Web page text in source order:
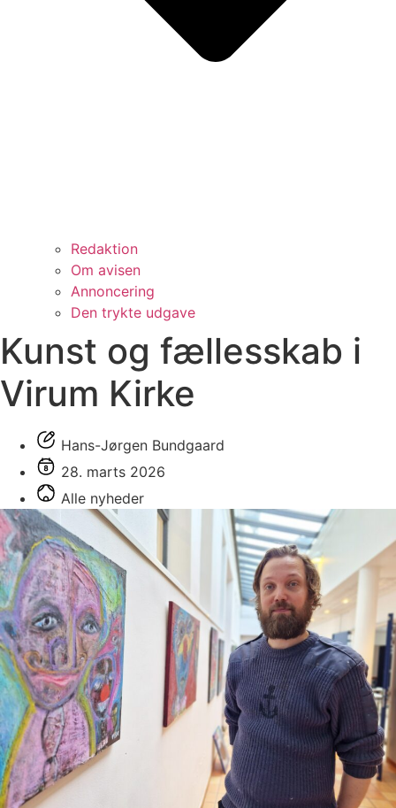
Redaktion
Om avisen
Annoncering
Den trykte udgave
Kunst og fællesskab i
Virum Kirke
Hans-Jørgen Bundgaard
28. marts 2026
Alle nyheder